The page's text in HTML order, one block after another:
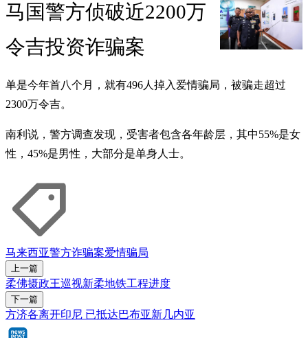
马国警方侦破近2200万
令吉投资诈骗案
单是今年首八个月，就有496人掉入爱情骗局，被骗走超过
2300万令吉。
南利说，警方调查发现，受害者包含各年龄层，其中55%是女
性，45%是男性，大部分是单身人士。
马来西亚警方诈骗案爱情骗局
上一篇
柔佛摄政王巡视新柔地铁工程进度
下一篇
方济各离开印尼 已抵达巴布亚新几内亚